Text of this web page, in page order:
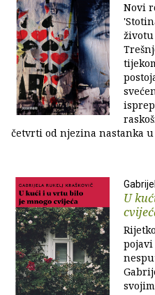
Novi
četvrti od njezina nastanka u
U